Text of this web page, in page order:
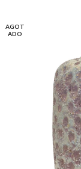
AGOT
ADO